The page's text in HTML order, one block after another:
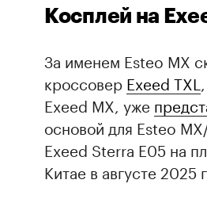
Косплей на
За именем Esteo MX
кроссовер Exeed TXL
Exeed MX, уже
основой для Esteo
Exeed Sterra E05 на
Китае в августе 2025